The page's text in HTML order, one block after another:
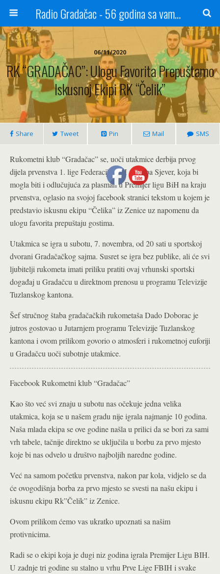
Radio Gradačac - 56 godina sa vama...
06/11/2020
RK “GRADAČAC”: Ulogu Favorita Prepuštamo
Iskusnoj Ekipi RK “Čelik”
Share Tweet Pin Mail SMS
Rukometni klub “Gradačac” se, uoči utakmice derbija prvog
dijela prvenstva 1. lige Federacije BiH – grupa Sjever, koja bi
mogla biti i odlučujuća za plasman u Premijer ligu BiH na kraju
prvenstva, oglasio na svojoj facebook stranici tekstom u kojem je
predstavio iskusnu ekipu “Čelika” iz Zenice uz napomenu da
ulogu favorita prepuštaju gostima.
Utakmica se igra u subotu, 7. novembra, od 20 sati u sportskoj
dvorani Gradačačkog sajma. Susret se igra bez publike, ali će svi
ljubitelji rukometa imati priliku pratiti ovaj vrhunski sportski
događaj u Gradačcu u direktnom prenosu u programu Televizije
Tuzlanskog kantona.
Šef stručnog štaba gradačačkih rukometaša Dado Doborac je
jutros gostovao u Jutarnjem programu Televizije Tuzlanskog
kantona i ovom prilikom govorio o atmosferi i rukometnoj euforiji
u Gradačcu uoči subotnje utakmice.
Facebook Rukometni klub “Gradačac”
Kao što već svi znaju u subotu nas očekuje jedna velika
utakmica, koja se u našem gradu nije igrala najmanje 10 godina.
Naša mlada ekipa se ove godine našla u prilici da se bori za sami
vrh tabele, tačnije direktno se uključila u borbu za prvo mjesto
koje bi nas odvelo u društvo najboljih naredne godine.
Već na samom početku prvenstva, nakon par kola, vidjelo se da
će ovogodišnja borba za prvo mjesto se svesti na našu ekipu i
iskusnu ekipu Rk”Čelik” iz Zenice.
Ovom prilikom ćemo vas ukratko upoznati sa našim
protivnicima.
Radi se o ekipi koja je dugi niz godina igrala Premijer Ligu BIH.
U zadnje tri godine su stalno u vrhu Prve Lige FBIH i svake